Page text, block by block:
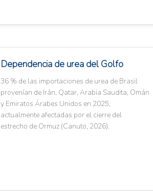
Dependencia de urea del Golfo
36 % de las importaciones de urea de Brasil
provenían de Irán, Qatar, Arabia Saudita, Omán
y Emiratos Árabes Unidos en 2025,
actualmente afectadas por el cierre del
estrecho de Ormuz (Canuto, 2026).